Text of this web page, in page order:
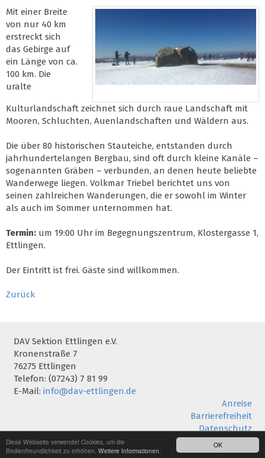
OK
Diese Webseite verwendet Cookies, um die
Bedienfreundlichkeit zu erhöhen. Weitere Informationen.
Mit einer Breite
von nur 40 km
erstreckt sich
das Gebirge auf
ein Länge von ca.
100 km. Die
uralte
Kulturlandschaft zeichnet sich durch raue Landschaft mit
Mooren, Schluchten, Auenlandschaften und Wäldern aus.
Die über 80 historischen Stauteiche, entstanden durch
jahrhundertelangen Bergbau, sind oft durch kleine Kanäle –
sogenannten Gräben – verbunden, an denen heute beliebte
Wanderwege liegen. Volkmar Triebel berichtet uns von
seinen zahlreichen Wanderungen, die er sowohl im Winter
als auch im Sommer unternommen hat.
Termin: um 19:00 Uhr im Begegnungszentrum, Klostergasse 1,
Ettlingen.
Der Eintritt ist frei. Gäste sind willkommen.
Zurück
DAV Sektion Ettlingen e.V.
Kronenstraße 7
76275 Ettlingen
Telefon: (07243) 7 81 99
E-Mail: info@dav-ettlingen.de
Anreise
Barrierefreiheit
Datenschutz
Impressum